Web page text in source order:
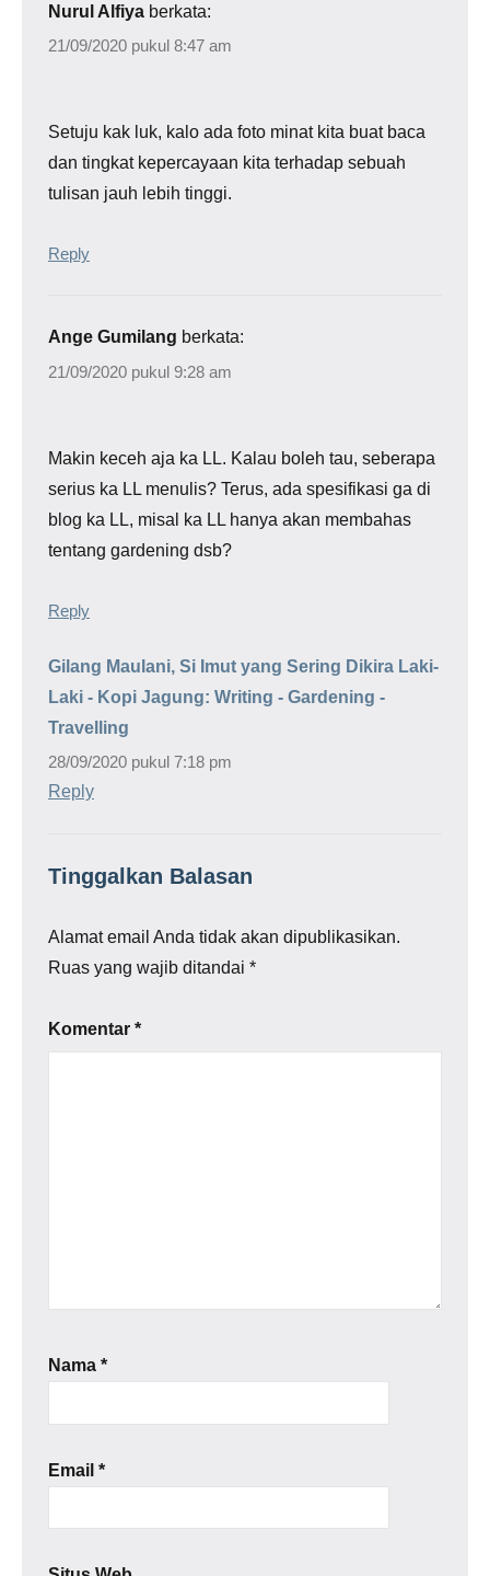
Nurul Alfiya berkata:
21/09/2020 pukul 8:47 am
Setuju kak luk, kalo ada foto minat kita buat baca
dan tingkat kepercayaan kita terhadap sebuah
tulisan jauh lebih tinggi.
Reply
Ange Gumilang berkata:
21/09/2020 pukul 9:28 am
Makin keceh aja ka LL. Kalau boleh tau, seberapa
serius ka LL menulis? Terus, ada spesifikasi ga di
blog ka LL, misal ka LL hanya akan membahas
tentang gardening dsb?
Reply
Gilang Maulani, Si Imut yang Sering Dikira Laki-
Laki - Kopi Jagung: Writing - Gardening -
Travelling
28/09/2020 pukul 7:18 pm
Reply
Tinggalkan Balasan
Alamat email Anda tidak akan dipublikasikan.
Ruas yang wajib ditandai *
Komentar *
Nama *
Email *